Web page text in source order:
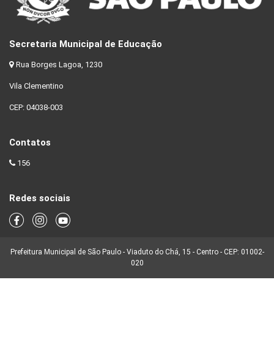
Secretaria Municipal de Educação
Rua Borges Lagoa, 1230
Vila Clementino
CEP: 04038-003
Contatos
156
Redes sociais
Prefeitura Municipal de São Paulo - Viaduto do Chá, 15 - Centro - CEP: 01002-
020